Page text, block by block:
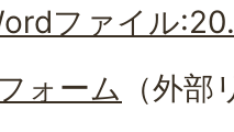
ファイル
ォーム
（外